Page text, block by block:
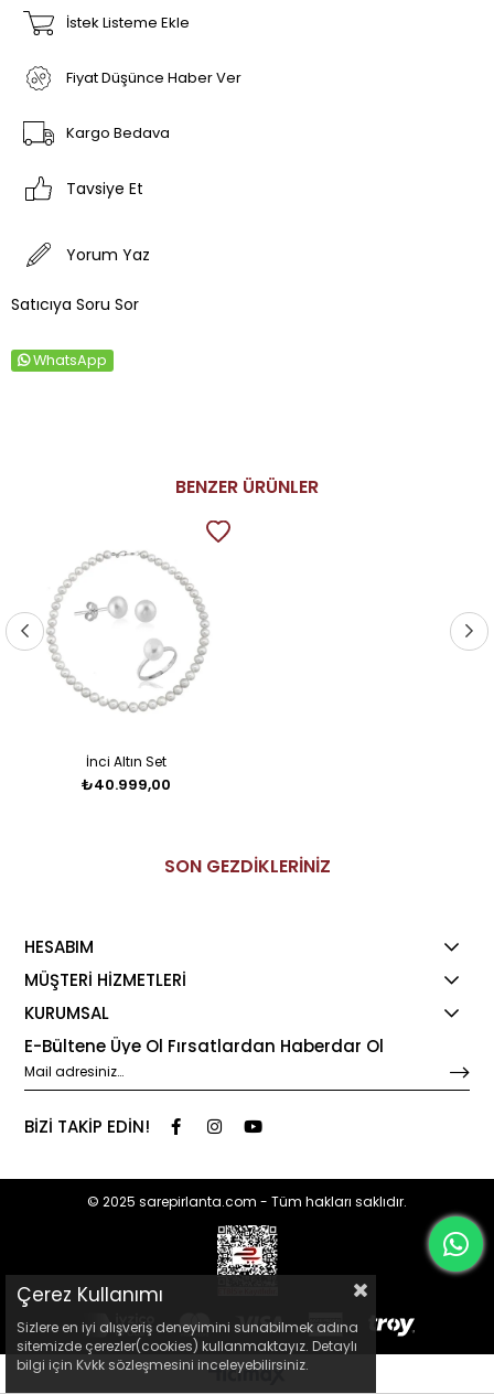
İstek Listeme Ekle
Fiyat Düşünce Haber Ver
Kargo Bedava
Tavsiye Et
Yorum Yaz
Satıcıya Soru Sor
WhatsApp
BENZER ÜRÜNLER
İnci Altın Set
₺40.999,00
SON GEZDİKLERİNİZ
HESABIM
MÜŞTERİ HİZMETLERİ
KURUMSAL
E-Bültene Üye Ol Fırsatlardan Haberdar Ol
BİZİ TAKİP EDİN!
© 2025 sarepirlanta.com - Tüm hakları saklıdır.
Çerez Kullanımı
Sizlere en iyi alışveriş deneyimini sunabilmek adına
sitemizde çerezler(cookies) kullanmaktayız. Detaylı
bilgi için Kvkk sözleşmesini inceleyebilirsiniz.